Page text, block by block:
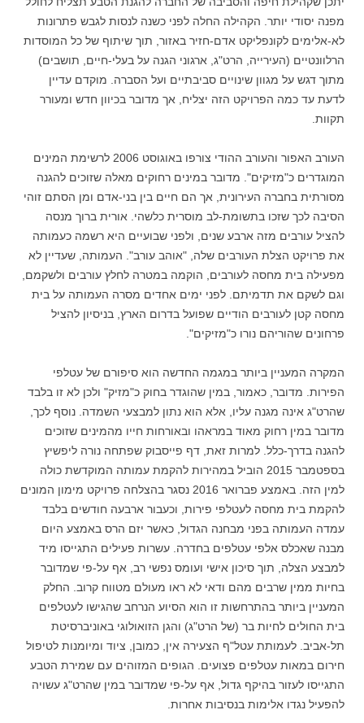
מפנה יסודי יותר. הקהילה החלה לפני כשנה לנסות לגבש פתרונות
לא-אלימים לקונפליקט אדם-חזיר באזור, תוך שיתוף של כל המוסדות
הרלוונטיים (העירייה, הרט"ג, ארגוני הגנה על בעלי-חיים, תושבים)
מתוך דגש על מגוון שינויים סביבתיים ועל הסברה. מוקדם עדיין
לדעת עד כמה הפרויקט הזה יצליח, אך מדובר בכיוון חדש ומעורר
תקוות.
העורב האפור והעורב ההודי צורפו באוגוסט 2006 לרשימת המינים
המוגדרים כ"מזיקים". מדובר במינים רחוקים מאלה שזוכים להגנה
מסורתית בחברה העירונית, אך הם חיים בין בני-אדם ומן הסתם זוהי
הסיבה לכך שזכו בתשומת-לב מוסרית כלשהי. אורית ברוך מנסה
להציל עורבים מזה ארבע שנים, ולפני שבועיים היא רשמה כעמותה
את פרויקט הצלת העורבים שלה, "אוהב עורב". העמותה, שעדיין לא
מפעילה בית מחסה לעורבים, הוקמה במטרה לחלץ עורבים ולשקמם,
וגם לשקם את תדמיתם. לפני ימים אחדים מסרה העמותה על בית
מחסה קטן לעורבים הודיים שפועל בדרום הארץ, בניסיון להציל
פרחונים שהוריהם נורו כ"מזיקים".
המקרה המעניין ביותר במגמה החדשה הוא סיפורם של עטלפי
הפירות. מדובר, כאמור, במין שהוגדר בחוק כ"מזיק" ולכן לא זו בלבד
שהרט"ג אינה מגנה עליו, אלא הוא נתון למבצעי השמדה. נוסף לכך,
מדובר במין רחוק מאוד במראהו ובאורחות חייו מהמינים שזוכים
להגנה בדרך-כלל. למרות זאת, דף פייסבוק שפתחה נורה ליפשיץ
בספטמבר 2015 הוביל במהירות להקמת עמותה המוקדשת כולה
למין הזה. באמצע פברואר 2016 נסגר בהצלחה פרויקט מימון המונים
להקמת בית מחסה לעטלפי פירות, וכעבור ארבעה חודשים בלבד
עמדה העמותה בפני מבחנה הגדול, כאשר יזם הרס באמצע היום
מבנה שאכלס אלפי עטלפים בחדרה. עשרות פעילים התגייסו מיד
למבצע הצלה, תוך סיכון אישי ועומס נפשי רב, אף על-פי שמדובר
בחיות ממין שרבים מהם ודאי לא ראו מעולם מטווח קרוב. החלק
המעניין ביותר בהתרחשות זו הוא הסיוע הנרחב שהגישו לעטלפים
בית החולים לחיות בר (של הרט"ג) והגן הזואולוגי באוניברסיטת
תל-אביב. לעמותת עטל"ף הצעירה אין, כמובן, ציוד ומיומנות לטיפול
חירום במאות עטלפים פצועים. הגופים המזוהים עם שמירת הטבע
התגייסו לעזור בהיקף גדול, אף על-פי שמדובר במין שהרט"ג עשויה
להפעיל נגדו אלימות בנסיבות אחרות.